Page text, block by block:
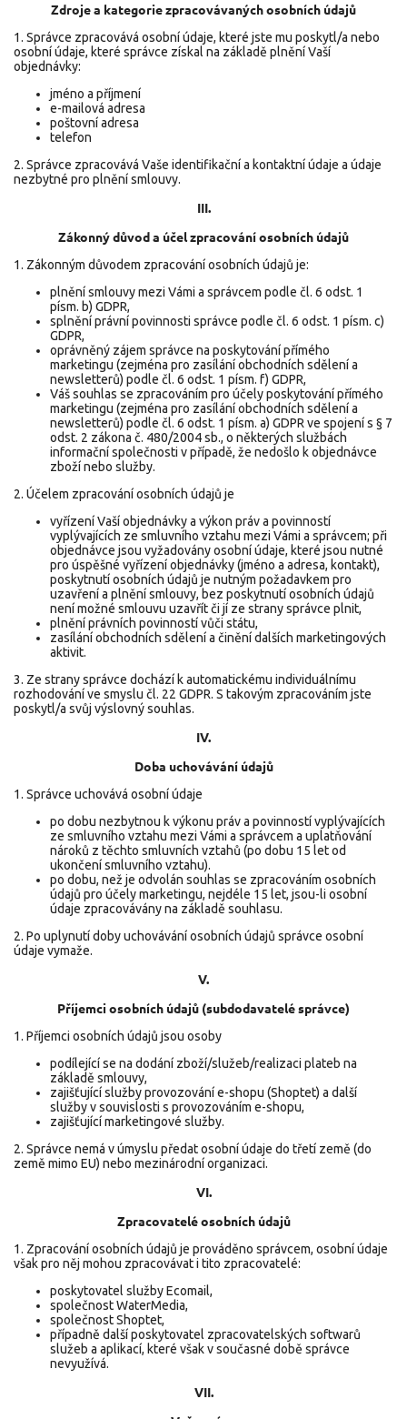
Zdroje a kategorie zpracovávaných osobních údajů
1. Správce zpracovává osobní údaje, které jste mu poskytl/a nebo
osobní údaje, které správce získal na základě plnění Vaší
objednávky:
jméno a příjmení
e-mailová adresa
poštovní adresa
telefon
2. Správce zpracovává Vaše identifikační a kontaktní údaje a údaje
nezbytné pro plnění smlouvy.
III.
Zákonný důvod a účel zpracování osobních údajů
1. Zákonným důvodem zpracování osobních údajů je:
plnění smlouvy mezi Vámi a správcem podle čl. 6 odst. 1
písm. b) GDPR,
splnění právní povinnosti správce podle čl. 6 odst. 1 písm. c)
GDPR,
oprávněný zájem správce na poskytování přímého
marketingu (zejména pro zasílání obchodních sdělení a
newsletterů) podle čl. 6 odst. 1 písm. f) GDPR,
Váš souhlas se zpracováním pro účely poskytování přímého
marketingu (zejména pro zasílání obchodních sdělení a
newsletterů) podle čl. 6 odst. 1 písm. a) GDPR ve spojení s § 7
odst. 2 zákona č. 480/2004 sb., o některých službách
informační společnosti v případě, že nedošlo k objednávce
zboží nebo služby.
2. Účelem zpracování osobních údajů je
vyřízení Vaší objednávky a výkon práv a povinností
vyplývajících ze smluvního vztahu mezi Vámi a správcem; při
objednávce jsou vyžadovány osobní údaje, které jsou nutné
pro úspěšné vyřízení objednávky (jméno a adresa, kontakt),
poskytnutí osobních údajů je nutným požadavkem pro
uzavření a plnění smlouvy, bez poskytnutí osobních údajů
není možné smlouvu uzavřít či jí ze strany správce plnit,
plnění právních povinností vůči státu,
zasílání obchodních sdělení a činění dalších marketingových
aktivit.
3. Ze strany správce dochází k automatickému individuálnímu
rozhodování ve smyslu čl. 22 GDPR. S takovým zpracováním jste
poskytl/a svůj výslovný souhlas.
IV.
Doba uchovávání údajů
1. Správce uchovává osobní údaje
po dobu nezbytnou k výkonu práv a povinností vyplývajících
ze smluvního vztahu mezi Vámi a správcem a uplatňování
nároků z těchto smluvních vztahů (po dobu 15 let od
ukončení smluvního vztahu).
po dobu, než je odvolán souhlas se zpracováním osobních
údajů pro účely marketingu, nejdéle 15 let, jsou-li osobní
údaje zpracovávány na základě souhlasu.
2. Po uplynutí doby uchovávání osobních údajů správce osobní
údaje vymaže.
V.
Příjemci osobních údajů (subdodavatelé správce)
1. Příjemci osobních údajů jsou osoby
podílející se na dodání zboží/služeb/realizaci plateb na
základě smlouvy,
zajišťující služby provozování e-shopu (Shoptet) a další
služby v souvislosti s provozováním e-shopu,
zajišťující marketingové služby.
2. Správce nemá v úmyslu předat osobní údaje do třetí země (do
země mimo EU) nebo mezinárodní organizaci.
VI.
Zpracovatelé osobních údajů
1. Zpracování osobních údajů je prováděno správcem, osobní údaje
však pro něj mohou zpracovávat i tito zpracovatelé:
poskytovatel služby Ecomail,
společnost WaterMedia,
společnost Shoptet,
případně další poskytovatel zpracovatelských softwarů
služeb a aplikací, které však v současné době správce
nevyužívá.
VII.